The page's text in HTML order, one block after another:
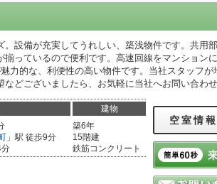
設備が充実してうれしい、築浅物件です。共用
っているので便利です。高速回線をマンション
力的な、利便性の高い物件です。当社スタッフが
どございましたら、お気軽に当社へお問い合わせ
建物
」駅 徒歩9分
分
築6年
15階建
鉄筋コンクリート
空室情